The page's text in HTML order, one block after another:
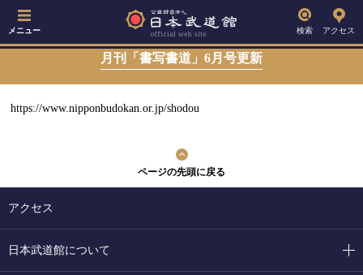
メニュー 検索 アクセス
月刊「書写書道」6月号更新
https://www.nipponbudokan.or.jp/shodou
ページの先頭に戻る
アクセス
日本武道館について